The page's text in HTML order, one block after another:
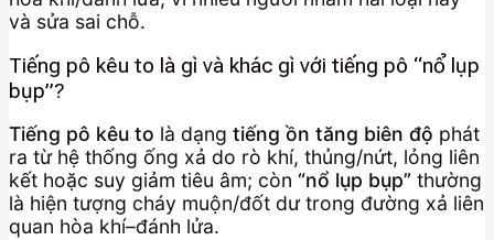
và sửa sai chỗ.
Tiếng pô kêu to là gì và khác gì với tiếng pô “nổ lụp
bụp”?
Tiếng pô kêu to là dạng tiếng ồn tăng biên độ phát
ra từ hệ thống ống xả do rò khí, thủng/nứt, lỏng liên
kết hoặc suy giảm tiêu âm; còn “nổ lụp bụp” thường
là hiện tượng cháy muộn/đốt dư trong đường xả liên
quan hòa khí–đánh lửa.